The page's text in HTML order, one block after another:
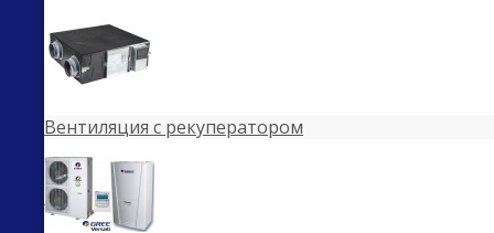
Вентиляция с рекуператором